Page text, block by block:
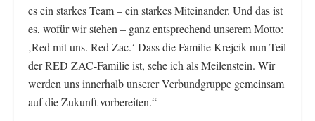
es ein starkes Team – ein starkes Miteinander. Und das ist
es, wofür wir stehen – ganz entsprechend unserem Motto:
‚Red mit uns. Red Zac.‘ Dass die Familie Krejcik nun Teil
der RED ZAC-Familie ist, sehe ich als Meilenstein. Wir
werden uns innerhalb unserer Verbundgruppe gemeinsam
auf die Zukunft vorbereiten.“